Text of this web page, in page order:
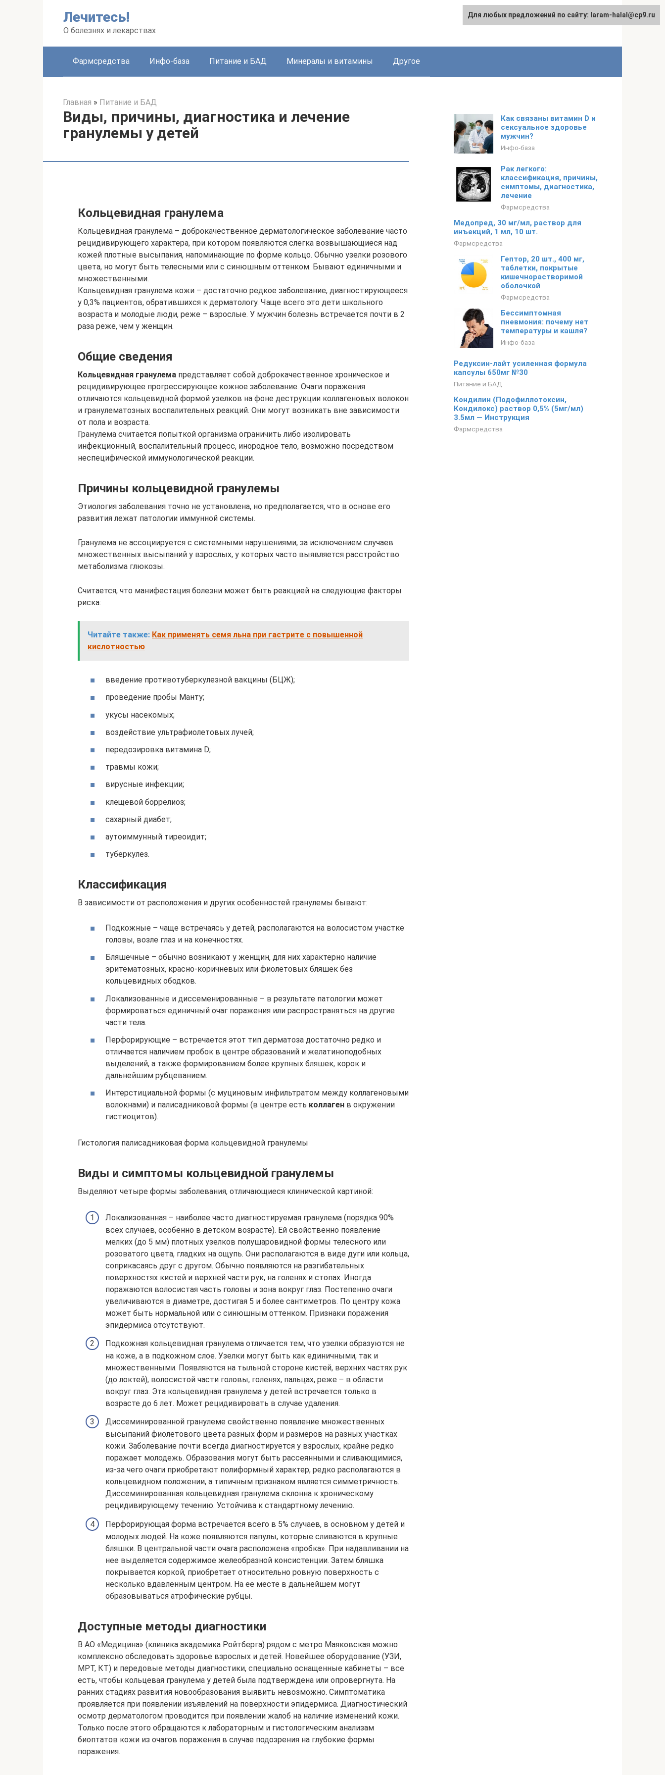
Лечитесь!
О болезнях и лекарствах
Фармсредства Инфо-база Питание и БАД Минералы и витамины Другое
Главная » Питание и БАД
Виды, причины, диагностика и лечение
гранулемы у детей
Кольцевидная гранулема
Кольцевидная гранулема – доброкачественное дерматологическое заболевание часто
рецидивирующего характера, при котором появляются слегка возвышающиеся над
кожей плотные высыпания, напоминающие по форме кольцо. Обычно узелки розового
цвета, но могут быть телесными или с синюшным оттенком. Бывают единичными и
множественными.
Кольцевидная гранулема кожи – достаточно редкое заболевание, диагностирующееся
у 0,3% пациентов, обратившихся к дерматологу. Чаще всего это дети школьного
возраста и молодые люди, реже – взрослые. У мужчин болезнь встречается почти в 2
раза реже, чем у женщин.
Общие сведения
Кольцевидная гранулема представляет собой доброкачественное хроническое и
рецидивирующее прогрессирующее кожное заболевание. Очаги поражения
отличаются кольцевидной формой узелков на фоне деструкции коллагеновых волокон
и гранулематозных воспалительных реакций. Они могут возникать вне зависимости
от пола и возраста.
Гранулема считается попыткой организма ограничить либо изолировать
инфекционный, воспалительный процесс, инородное тело, возможно посредством
неспецифической иммунологической реакции.
Причины кольцевидной гранулемы
Этиология заболевания точно не установлена, но предполагается, что в основе его
развития лежат патологии иммунной системы.
Гранулема не ассоциируется с системными нарушениями, за исключением случаев
множественных высыпаний у взрослых, у которых часто выявляется расстройство
метаболизма глюкозы.
Считается, что манифестация болезни может быть реакцией на следующие факторы
риска:
Читайте также: Как применять семя льна при гастрите с повышенной
кислотностью
введение противотуберкулезной вакцины (БЦЖ);
проведение пробы Манту;
укусы насекомых;
воздействие ультрафиолетовых лучей;
передозировка витамина D;
травмы кожи;
вирусные инфекции;
клещевой боррелиоз;
сахарный диабет;
аутоиммунный тиреоидит;
туберкулез.
Классификация
В зависимости от расположения и других особенностей гранулемы бывают:
Подкожные – чаще встречаясь у детей, располагаются на волосистом участке
головы, возле глаз и на конечностях.
Бляшечные – обычно возникают у женщин, для них характерно наличие
эритематозных, красно-коричневых или фиолетовых бляшек без
кольцевидных ободков.
Локализованные и диссеменированные – в результате патологии может
формироваться единичный очаг поражения или распространяться на другие
части тела.
Перфорирующие – встречается этот тип дерматоза достаточно редко и
отличается наличием пробок в центре образований и желатиноподобных
выделений, а также формированием более крупных бляшек, корок и
дальнейшим рубцеванием.
Интерстициальной формы (с муциновым инфильтратом между коллагеновыми
волокнами) и палисадниковой формы (в центре есть коллаген в окружении
гистиоцитов).
Гистология палисадниковая форма кольцевидной гранулемы
Виды и симптомы кольцевидной гранулемы
Выделяют четыре формы заболевания, отличающиеся клинической картиной:
Локализованная – наиболее часто диагностируемая гранулема (порядка 90%
всех случаев, особенно в детском возрасте). Ей свойственно появление
мелких (до 5 мм) плотных узелков полушаровидной формы телесного или
розоватого цвета, гладких на ощупь. Они располагаются в виде дуги или кольца,
соприкасаясь друг с другом. Обычно появляются на разгибательных
поверхностях кистей и верхней части рук, на голенях и стопах. Иногда
поражаются волосистая часть головы и зона вокруг глаз. Постепенно очаги
увеличиваются в диаметре, достигая 5 и более сантиметров. По центру кожа
может быть нормальной или с синюшным оттенком. Признаки поражения
эпидермиса отсутствуют.
Подкожная кольцевидная гранулема отличается тем, что узелки образуются не
на коже, а в подкожном слое. Узелки могут быть как единичными, так и
множественными. Появляются на тыльной стороне кистей, верхних частях рук
(до локтей), волосистой части головы, голенях, пальцах, реже – в области
вокруг глаз. Эта кольцевидная гранулема у детей встречается только в
возрасте до 6 лет. Может рецидивировать в случае удаления.
Диссеминированной гранулеме свойственно появление множественных
высыпаний фиолетового цвета разных форм и размеров на разных участках
кожи. Заболевание почти всегда диагностируется у взрослых, крайне редко
поражает молодежь. Образования могут быть рассеянными и сливающимися,
из-за чего очаги приобретают полиформный характер, редко располагаются в
кольцевидном положении, а типичным признаком является симметричность.
Диссеминированная кольцевидная гранулема склонна к хроническому
рецидивирующему течению. Устойчива к стандартному лечению.
Перфорирующая форма встречается всего в 5% случаев, в основном у детей и
молодых людей. На коже появляются папулы, которые сливаются в крупные
бляшки. В центральной части очага расположена «пробка». При надавливании на
нее выделяется содержимое желеобразной консистенции. Затем бляшка
покрывается коркой, приобретает относительно ровную поверхность с
несколько вдавленным центром. На ее месте в дальнейшем могут
образовываться атрофические рубцы.
Доступные методы диагностики
В АО «Медицина» (клиника академика Ройтберга) рядом с метро Маяковская можно
комплексно обследовать здоровье взрослых и детей. Новейшее оборудование (УЗИ,
МРТ, КТ) и передовые методы диагностики, специально оснащенные кабинеты – все
есть, чтобы кольцевая гранулема у детей была подтверждена или опровергнута. На
ранних стадиях развития новообразования выявить невозможно. Симптоматика
проявляется при появлении изъявлений на поверхности эпидермиса. Диагностический
осмотр дерматологом проводится при появлении жалоб на наличие изменений кожи.
Только после этого обращаются к лабораторным и гистологическим анализам
биоптатов кожи из очагов поражения в случае подозрения на глубокие формы
поражения.
Как связаны витамин D и
сексуальное здоровье
мужчин?
Инфо-база
Рак легкого:
классификация, причины,
симптомы, диагностика,
лечение
Фармсредства
Медопред, 30 мг/мл, раствор для
инъекций, 1 мл, 10 шт.
Фармсредства
Гептор, 20 шт., 400 мг,
таблетки, покрытые
кишечнорастворимой
оболочкой
Фармсредства
Бессимптомная
пневмония: почему нет
температуры и кашля?
Инфо-база
Редуксин-лайт усиленная формула
капсулы 650мг №30
Питание и БАД
Кондилин (Подофиллотоксин,
Кондилокс) раствор 0,5% (5мг/мл)
3.5мл — Инструкция
Фармсредства
Для любых предложений по сайту: laram-halal@cp9.ru